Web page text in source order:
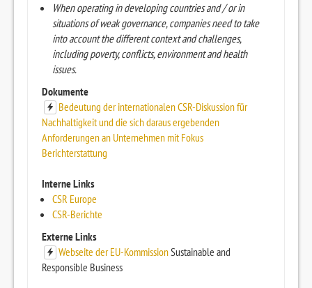
When operating in developing countries and / or in
situations of weak governance, companies need to take
into account the different context and challenges,
including poverty, conflicts, environment and health
issues.
Dokumente
Bedeutung der internationalen CSR-Diskussion für
Nachhaltigkeit und die sich daraus ergebenden
Anforderungen an Unternehmen mit Fokus
Berichterstattung
Interne Links
CSR Europe
CSR-Berichte
Externe Links
Webseite der EU-KommissionSustainable and
Responsible Business